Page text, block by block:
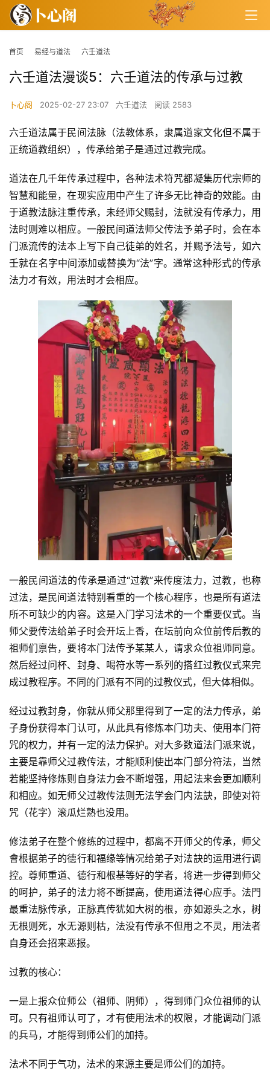
首页 易经与道法 六壬道法
六壬道法漫谈5：六壬道法的传承与过教
卜心阁 2025-02-27 23:07 六壬道法 阅读 2583
六壬道法属于民间法脉（法教体系，隶属道家文化但不属于
正统道教组织），传承给弟子是通过过教完成。
道法在几千年传承过程中，各种法术符咒都凝集历代宗师的
智慧和能量，在现实应用中产生了许多无比神奇的效能。由
于道教法脉注重传承，未经师父赐封，法就没有传承力，用
法时则难以相应。一般民间道法师父传法予弟子时，会在本
门派流传的法本上写下自己徒弟的姓名，并赐予法号，如六
壬就在名字中间添加或替换为“法”字。通常这种形式的传承
法力才有效，用法时才会相应。
一般民间道法的传承是通过“过教”来传度法力，过教，也称
过法，是民间道法特别看重的一个核心程序，也是所有道法
所不可缺少的内容。这是入门学习法术的一个重要仪式。当
师父要传法给弟子时会开坛上香，在坛前向众位前传后教的
祖师们禀告，要将本门法传予某某人，请求众位祖师同意。
然后经过问杯、封身、喝符水等一系列的搭红过教仪式来完
成过教程序。不同的门派有不同的过教仪式，但大体相似。
经过过教封身，你就从师父那里得到了一定的法力传承，弟
子身份获得本门认可，从此具有修炼本门功夫、使用本门符
咒的权力，并有一定的法力保护。对大多数道法门派来说，
主要是靠师父过教传法，才能顺利使出本门部分符法，当然
若能坚持修炼则自身法力会不断增强，用起法来会更加顺利
和相应。如无师父过教传法则无法学会门内法訣，即使对符
咒（花字）滚瓜烂熟也没用。
修法弟子在整个修练的过程中，都离不开师父的传承，师父
會根据弟子的德行和福缘等情况给弟子对法訣的运用进行调
控。尊师重道、德行和根基等好的学者，将进一步得到师父
的呵护，弟子的法力将不断提高，使用道法得心应手。法門
最重法脉传承，正脉真传犹如大树的根，亦如源头之水，树
无根则死，水无源则枯，法没有传承不但用之不灵，用法者
自身还会招来恶报。
过教的核心：
一是上报众位师公（祖师、阴师），得到师门众位祖师的认
可。只有祖师认可了，才有使用法术的权限，才能调动门派
的兵马，才能得到师公们的加持。
法术不同于气功，法术的来源主要是师公们的加持。